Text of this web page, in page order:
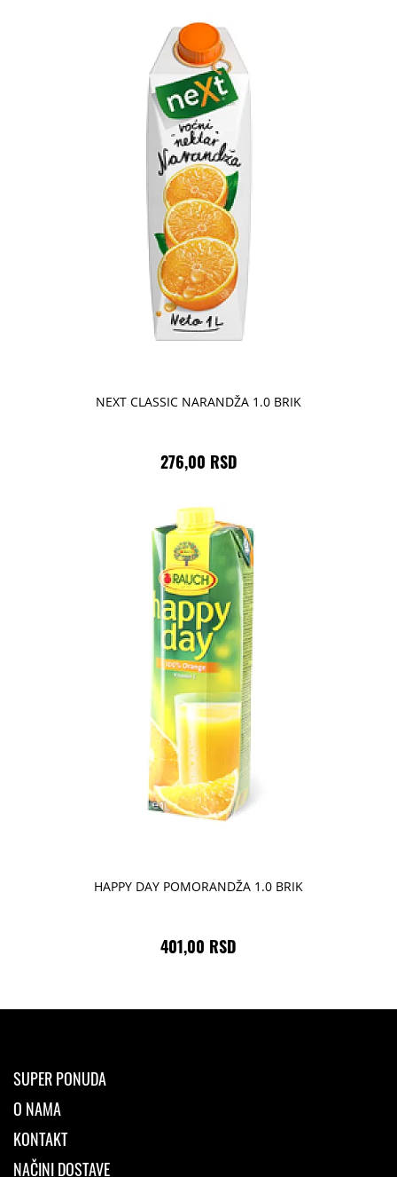
NEXT CLASSIC NARANDŽA 1.0 BRIK
276,00 RSD
HAPPY DAY POMORANDŽA 1.0 BRIK
401,00 RSD
SUPER PONUDA
O NAMA
KONTAKT
NAČINI DOSTAVE